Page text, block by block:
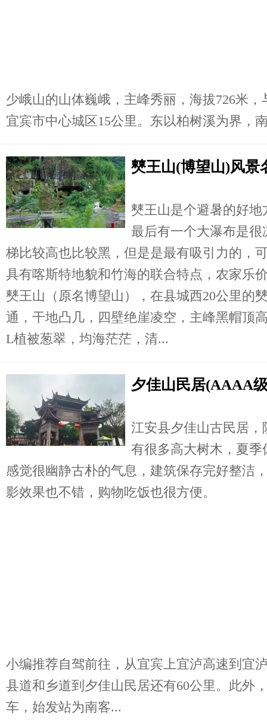
少峨山的山体巍峨，主峰秀丽，海拔726米
宜宾市中心城区15公里。东以柏树溪为界，
僰王山(博望山)风景
僰王山是个避暑的好
最后有一个大瀑布是
梯比较高也比较黑，但是是最有吸引力的，
具有喀斯特地貌和竹海的联合特点，农家乐
僰王山（原名博望山），在县城西20公里的
通，干地凸几，四壁绝崖凌空，主峰黑帽顶
L植被葱翠，均海茫茫，清...
夕佳山民居(AAAA
江安县夕佳山古民居
有很多高大树木，夏
感觉很幽静古朴的气息，建筑保存完好整洁
影效果也不错，购物吃饭也很方便。
小编推荐自驾前往，从宜宾上宜泸高速到宜
县道和乡道到夕佳山民居还有60公里。此外
车，始发站为南客...